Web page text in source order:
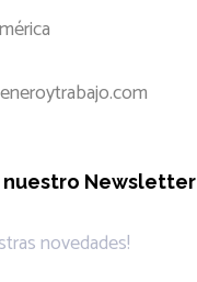
nuestro Newsletter
novedades!